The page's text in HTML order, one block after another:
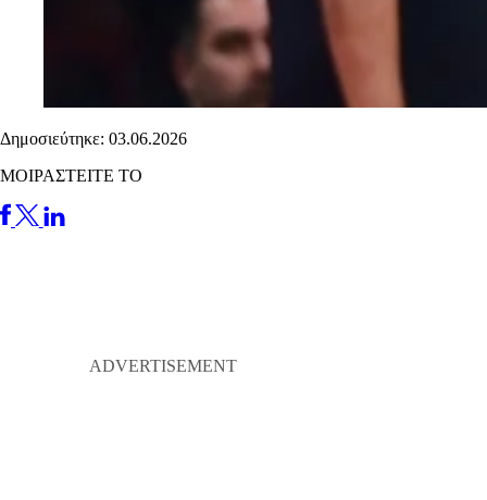
Δημοσιεύτηκε: 03.06.2026
ΜΟΙΡΑΣΤΕΙΤΕ ΤΟ